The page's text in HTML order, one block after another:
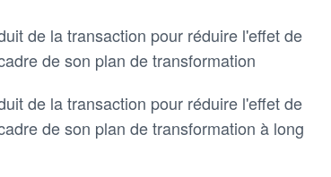
de la transaction pour réduire l'effet de
de son plan de transformation
de la transaction pour réduire l'effet de
de son plan de transformation à long